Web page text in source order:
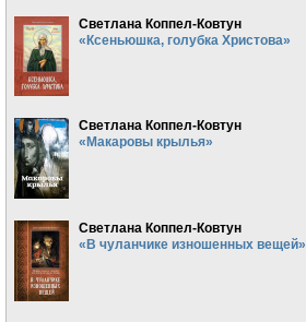
Светлана Коппел-Ковтун
«Ксеньюшка, голубка Христова»
Светлана Коппел-Ковтун
«Макаровы крылья»
Светлана Коппел-Ковтун
«В чуланчике изношенных вещей»